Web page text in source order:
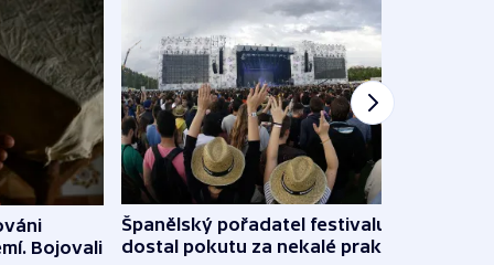
Bojovali
Španělský pořadatel festivalu
dostal pokutu za nekalé praktiky